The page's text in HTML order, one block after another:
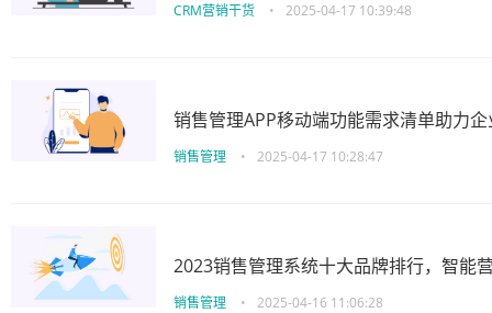
CRM营销干货 • 2025-04-17 10:39:48
销售管理APP移动端功能需求清单助力
销售管理 • 2025-04-17 10:28:47
2023销售管理系统十大品牌排行，智能
销售管理 • 2025-04-16 11:06:28